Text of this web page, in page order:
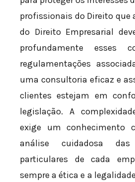
profissionais do Direito que
do Direito Empresarial
profundamente esses
regulamentações
uma consultoria eficaz e
clientes estejam em
legislação. A
exige um conhecimento
análise cuidadosa das
particulares de cada
sempre a ética e a